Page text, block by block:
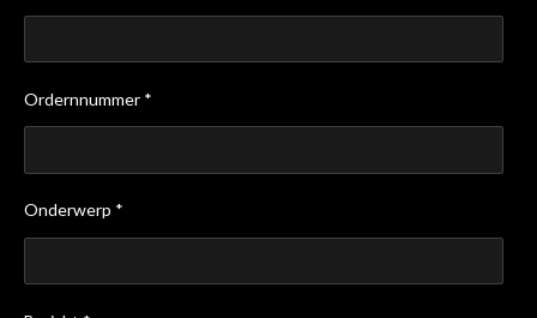
Ordernnummer *
Onderwerp *